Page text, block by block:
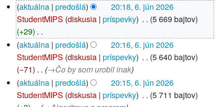
aktuálna predošlá
20:18, 6. jún 2026
StudentMIPS diskusia príspevky
5 669 bajtov
+29
B
e
z
s
h
r
aktuálna predošlá
20:16, 6. jún 2026
StudentMIPS diskusia príspevky
5 640 bajtov
−71
→‎Čo by som urobil inak
aktuálna predošlá
20:15, 6. jún 2026
StudentMIPS diskusia príspevky
5 711 bajtov